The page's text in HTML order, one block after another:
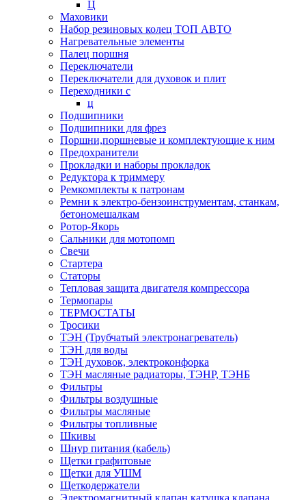
Ц
Маховики
Набор резиновых колец ТОП АВТО
Нагревательные элементы
Палец поршня
Переключатели
Переключатели для духовок и плит
Переходники с
ц
Подшипники
Подшипники для фрез
Поршни,поршневые и комплектующие к ним
Предохранители
Прокладки и наборы прокладок
Редуктора к триммеру
Ремкомплекты к патронам
Ремни к электро-бензоинструментам, станкам,
бетономешалкам
Ротор-Якорь
Сальники для мотопомп
Свечи
Стартера
Статоры
Тепловая защита двигателя компрессора
Термопары
ТЕРМОСТАТЫ
Тросики
ТЭН (Трубчатый электронагреватель)
ТЭН для воды
ТЭН духовок, электроконфорка
ТЭН масляные радиаторы, ТЭНР, ТЭНБ
Фильтры
Фильтры воздушные
Фильтры масляные
Фильтры топливные
Шкивы
Шнур питания (кабель)
Щетки графитовые
Щетки для УШМ
Щеткодержатели
Электромагнитный клапан катушка клапана